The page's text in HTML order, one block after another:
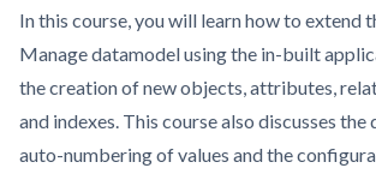
In this course, you will learn how to extend
Manage datamodel using the in-built
the creation of new objects, attributes,
and indexes. This course also discusses
auto-numbering of values and the